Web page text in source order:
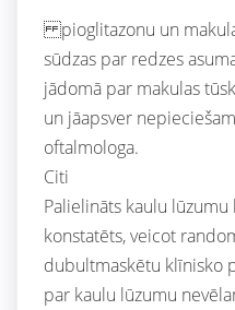
pioglitazonu un
sūdzas par redzes
jādomā par makulas
un jāapsver
oftalmologa.
Citi
Palielināts kaulu
konstatēts, veicot
dubultmaskētu klīnisko
par kaulu lūzumu